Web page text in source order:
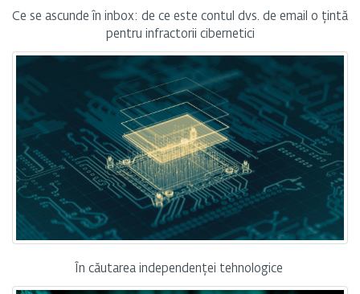
Ce se ascunde în inbox: de ce este contul dvs. de email o țintă
pentru infractorii cibernetici
În căutarea independenței tehnologice